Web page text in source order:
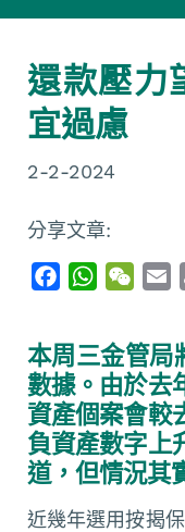
還款壓力
宜過慮
2-2-2024
分享文章:
e
b
o
o
k
W
t
s
A
p
p
W
h
a
t
i
l
本周三金管
數據。由於去
資產個案會較
負資產數字上
道，但情況其
近幾年選用按揭